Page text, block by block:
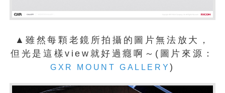
▲雖然每顆老鏡所拍攝的圖片無法放大，
但光是這樣view就好過癮啊～(圖片來源：
GXR MOUNT GALLERY )